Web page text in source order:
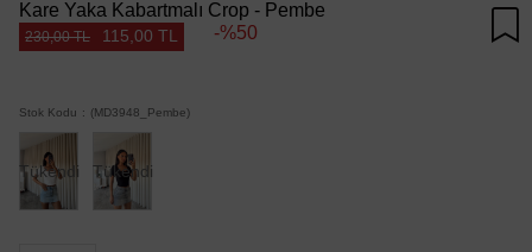
Kare Yaka Kabartmalı Crop - Pembe
230,00 TL 115,00 TL 50
Stok Kodu (MD3948_Pembe)
Tükendi Tükendi